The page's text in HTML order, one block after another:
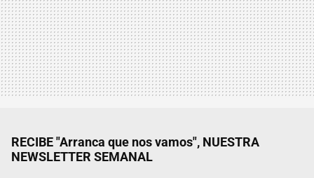
RECIBE "Arranca que nos vamos", NUESTRA
NEWSLETTER SEMANAL